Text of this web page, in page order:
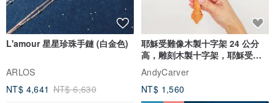
L'amour 星星珍珠手鏈 (白金色)
ARLOS
NT$ 4,641 NT$ 6,630
耶穌受難像木製十字架 24 公分
高，雕刻木製十字架，耶穌受難
像天主教十字架
AndyCarver
NT$ 1,560